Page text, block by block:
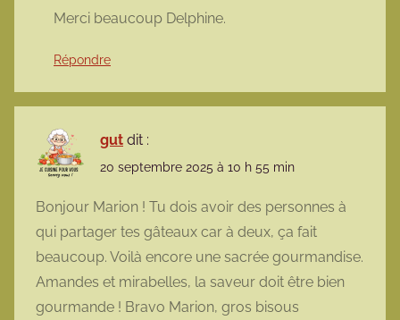
Merci beaucoup Delphine.
Répondre
gut dit :
20 septembre 2025 à 10 h 55 min
Bonjour Marion ! Tu dois avoir des personnes à
qui partager tes gâteaux car à deux, ça fait
beaucoup. Voilà encore une sacrée gourmandise.
Amandes et mirabelles, la saveur doit être bien
gourmande ! Bravo Marion, gros bisous